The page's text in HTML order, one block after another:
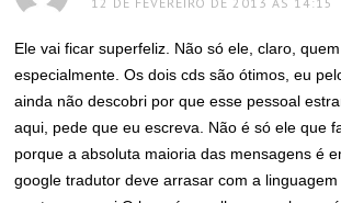
Ele vai ficar superfeliz. Não só ele, claro,
especialmente. Os dois cds são ótimos, eu
ainda não descobri por que esse pessoal
aqui, pede que eu escreva. Não é só ele que
porque a absoluta maioria das mensagens é
google tradutor deve arrasar com a